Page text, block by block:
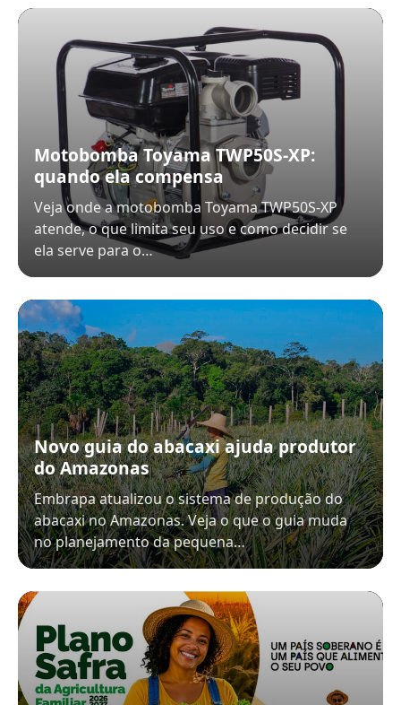
Motobomba Toyama TWP50S-XP:
quando ela compensa
Veja onde a motobomba Toyama TWP50S-XP
atende, o que limita seu uso e como decidir se
ela serve para o…
Novo guia do abacaxi ajuda produtor
do Amazonas
Embrapa atualizou o sistema de produção do
abacaxi no Amazonas. Veja o que o guia muda
no planejamento da pequena…